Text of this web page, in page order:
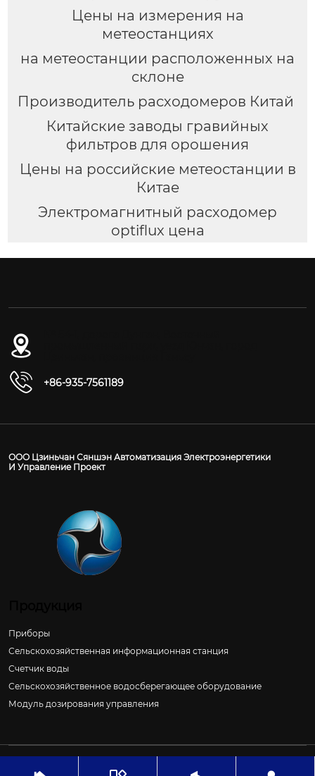
Цены на измерения на
метеостанциях
на метеостанции расположенных на
склоне
Производитель расходомеров Китай
Китайские заводы гравийных
фильтров для орошения
Цены на российские метеостанции в
Китае
Электромагнитный расходомер
optiflux цена
+86-935-7561189
ООО Цзиньчан Сяншэн Автоматизация Электроэнергетики
И Управление Проект
Приборы
Сельскохозяйственная информационная станция
Счетчик воды
Сельскохозяйственное водосберегающее оборудование
Модуль дозирования управления
Электроэнергетики И Управление Проект